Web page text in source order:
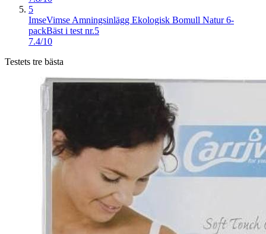
5
ImseVimse Amningsinlägg Ekologisk Bomull Natur 6-
packBäst i test nr.5
7.4/10
Testets tre bästa